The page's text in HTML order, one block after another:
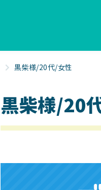
黒柴様/20代/女性
黒柴様/20